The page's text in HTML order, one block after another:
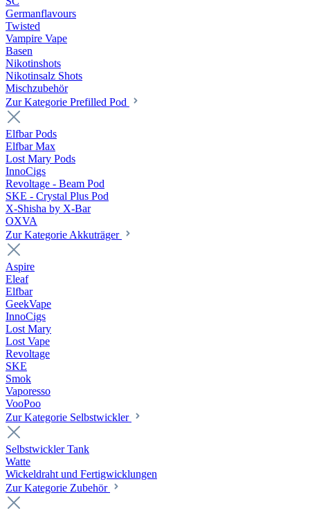
Germanflavours
Twisted
Vampire Vape
Basen
Nikotinshots
Nikotinsalz Shots
Mischzubehör
Zur Kategorie Prefilled Pod
Elfbar Pods
Elfbar Max
Lost Mary Pods
InnoCigs
Revoltage - Beam Pod
SKE - Crystal Plus Pod
X-Shisha by X-Bar
OXVA
Zur Kategorie Akkuträger
Aspire
Eleaf
Elfbar
GeekVape
InnoCigs
Lost Mary
Lost Vape
Revoltage
SKE
Smok
Vaporesso
VooPoo
Zur Kategorie Selbstwickler
Selbstwickler Tank
Watte
Wickeldraht und Fertigwicklungen
Zur Kategorie Zubehör